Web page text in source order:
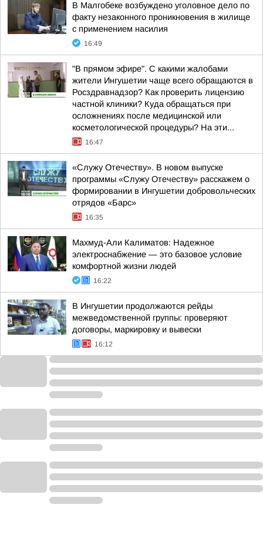
В Малгобеке возбуждено уголовное дело по
факту незаконного проникновения в жилище
с применением насилия
16:49
"В прямом эфире". С какими жалобами
жители Ингушетии чаще всего обращаются в
Росздравнадзор? Как проверить лицензию
частной клиники? Куда обращаться при
осложнениях после медицинской или
косметологической процедуры? На эти...
16:47
«Служу Отечеству». В новом выпуске
программы «Служу Отечеству» расскажем о
формировании в Ингушетии добровольческих
отрядов «Барс»
16:35
Махмуд-Али Калиматов: Надежное
электроснабжение — это базовое условие
комфортной жизни людей
16:22
В Ингушетии продолжаются рейды
межведомственной группы: проверяют
договоры, маркировку и вывески
16:12